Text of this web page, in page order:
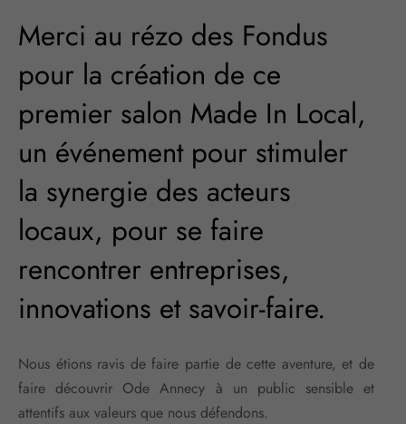
Merci au rézo des Fondus
pour la création de ce
premier salon Made In Local,
un événement pour stimuler
la synergie des acteurs
locaux, pour se faire
rencontrer entreprises,
innovations et savoir-faire.
Nous étions ravis de faire partie de cette aventure, et de
faire découvrir Ode Annecy à un public sensible et
attentifs aux valeurs que nous défendons.